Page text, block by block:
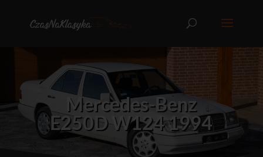
Mercedes-Benz
E250D W124 1994